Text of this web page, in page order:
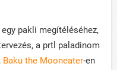
pakli megítéléséhez,
a prtl paladinom
Baku the Mooneater-en